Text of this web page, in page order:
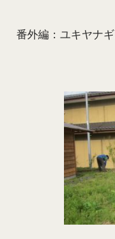
番外編：ユキヤナ